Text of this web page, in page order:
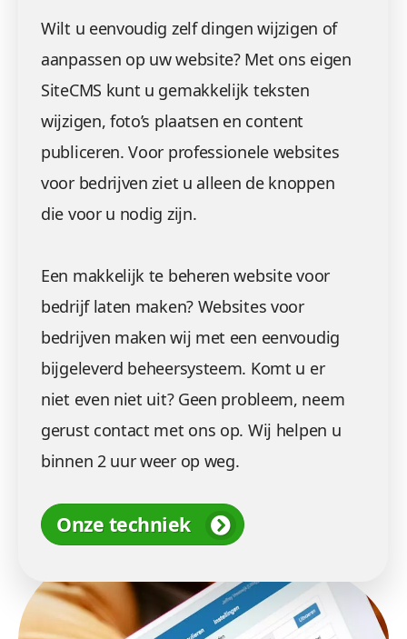
Wilt u eenvoudig zelf dingen wijzigen of
aanpassen op uw website? Met ons eigen
SiteCMS kunt u gemakkelijk teksten
wijzigen, foto’s plaatsen en content
publiceren. Voor professionele websites
voor bedrijven ziet u alleen de knoppen
die voor u nodig zijn.
Een makkelijk te beheren website voor
bedrijf laten maken? Websites voor
bedrijven maken wij met een eenvoudig
bijgeleverd beheersysteem. Komt u er
niet even niet uit? Geen probleem, neem
gerust contact met ons op. Wij helpen u
binnen 2 uur weer op weg.
Onze techniek